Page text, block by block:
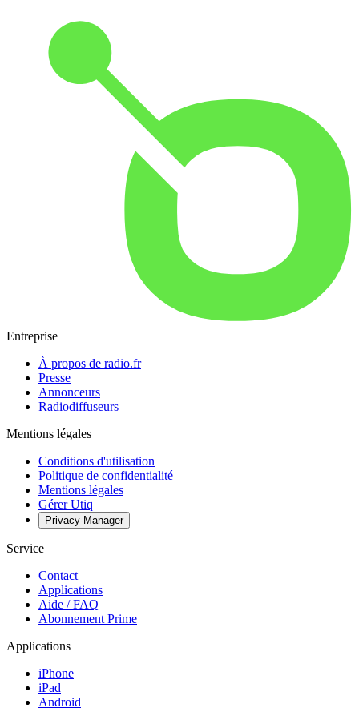
Entreprise
À propos de radio.fr
Presse
Annonceurs
Radiodiffuseurs
Mentions légales
Conditions d'utilisation
Politique de confidentialité
Mentions légales
Gérer Utiq
Privacy-Manager
Service
Contact
Applications
Aide / FAQ
Abonnement Prime
Applications
iPhone
iPad
Android